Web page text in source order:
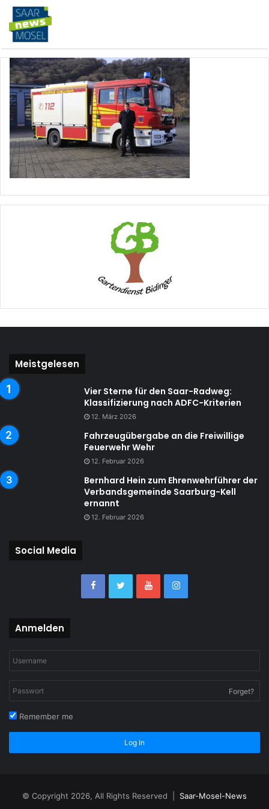
Meistgelesen
Vier Sterne für den Saar-Radweg:
Klassifizierung nach ADFC-Kriterien
12. März 2026
Fahrzeugübergabe an die Freiwillige
Feuerwehr Wehr
12. Februar 2026
Bernhard Hein zum Ehrenwehrführer der
Verbandsgemeinde Saarburg-Kell
ernannt
12. Februar 2026
Social Media
Anmelden
Forget?
Remember me
Log In
© Copyright 2026, All Rights Reserved | Saar-Mosel-News